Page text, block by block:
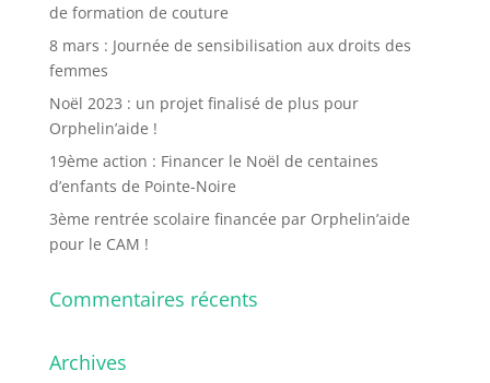
de formation de couture
8 mars : Journée de sensibilisation aux droits des
femmes
Noël 2023 : un projet finalisé de plus pour
Orphelin’aide !
19ème action : Financer le Noël de centaines
d’enfants de Pointe-Noire
3ème rentrée scolaire financée par Orphelin’aide
pour le CAM !
Commentaires récents
Archives